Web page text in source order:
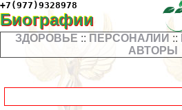
+7(977)9328978
Биографии
ЗДОРОВЬЕ :: ПЕРСОНАЛИИ ::
АВТОРЫ